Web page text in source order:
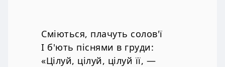
Сміються, плачуть солов'ї
І б'ють піснями в груди:
«Цілуй, цілуй, цілуй її, —